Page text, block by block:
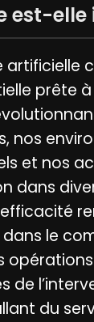
est-elle
artificielle
prête
nos
et nos
dans
le
de
du